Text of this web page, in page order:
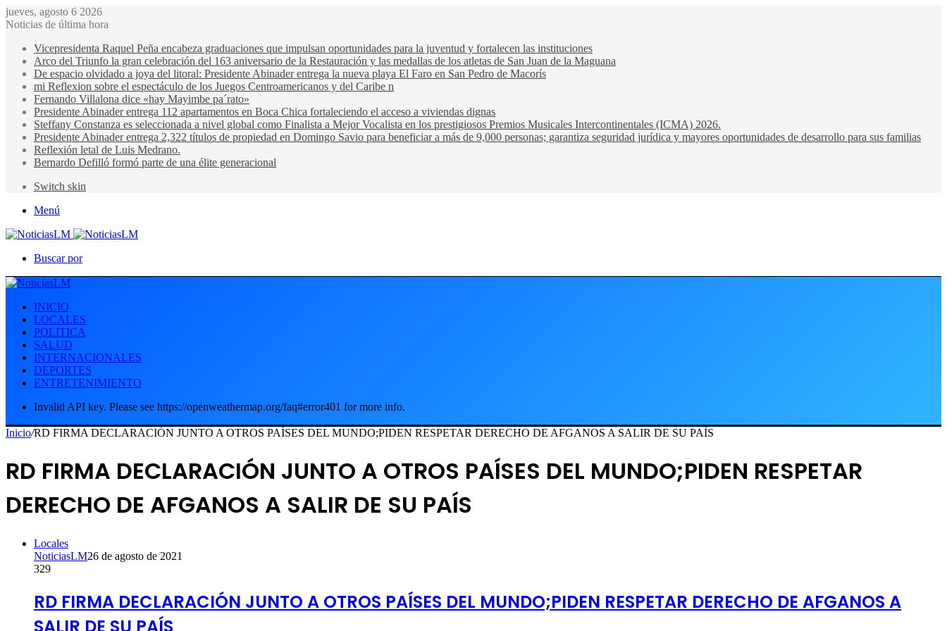
jueves, agosto 6 2026
Noticias de última hora
Vicepresidenta Raquel Peña encabeza graduaciones que impulsan oportunidades para la juventud y fortalecen las instituciones
Arco del Triunfo la gran celebración del 163 aniversario de la Restauración y las medallas de los atletas de San Juan de la Maguana
De espacio olvidado a joya del litoral: Presidente Abinader entrega la nueva playa El Faro en San Pedro de Macorís
mi Reflexion sobre el espectáculo de los Juegos Centroamericanos y del Caribe n
Fernando Villalona dice «hay Mayimbe pa´rato»
Presidente Abinader entrega 112 apartamentos en Boca Chica fortaleciendo el acceso a viviendas dignas
Steffany Constanza es seleccionada a nivel global como Finalista a Mejor Vocalista en los prestigiosos Premios Musicales Intercontinentales (ICMA) 2026.
Presidente Abinader entrega 2,322 títulos de propiedad en Domingo Savio para beneficiar a más de 9,000 personas; garantiza seguridad jurídica y mayores oportunidades de desarrollo para sus familias
Reflexión letal de Luis Medrano.
Bernardo Defilló formó parte de una élite generacional
Switch skin
Menú
Buscar por
INICIO
LOCALES
POLITICA
SALUD
INTERNACIONALES
DEPORTES
ENTRETENIMIENTO
Invalid API key. Please see https://openweathermap.org/faq#error401 for more info.
Inicio/RD FIRMA DECLARACIÓN JUNTO A OTROS PAÍSES DEL MUNDO;PIDEN RESPETAR DERECHO DE AFGANOS A SALIR DE SU PAÍS
RD FIRMA DECLARACIÓN JUNTO A OTROS PAÍSES DEL MUNDO;PIDEN RESPETAR
DERECHO DE AFGANOS A SALIR DE SU PAÍS
Locales
NoticiasLM26 de agosto de 2021
329
RD FIRMA DECLARACIÓN JUNTO A OTROS PAÍSES DEL MUNDO;PIDEN RESPETAR DERECHO DE AFGANOS A
SALIR DE SU PAÍS